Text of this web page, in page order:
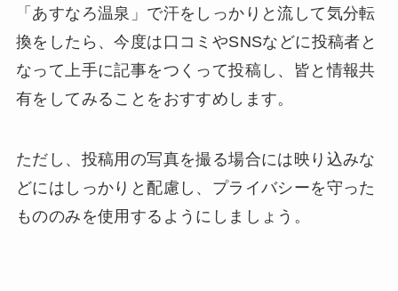
「あすなろ温泉」で汗をしっかりと流して気分転
換をしたら、今度は口コミやSNSなどに投稿者と
なって上手に記事をつくって投稿し、皆と情報共
有をしてみることをおすすめします。
ただし、投稿用の写真を撮る場合には映り込みな
どにはしっかりと配慮し、プライバシーを守った
もののみを使用するようにしましょう。